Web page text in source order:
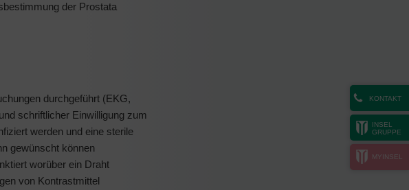
KONTAKT
INSEL
GRUPPE
MYINSEL
der Prostata
durchgeführt (EKG,
schriftlicher Einwilligung zum
werden und eine sterile
gewünscht können
worüber ein Draht
von Kontrastmittel